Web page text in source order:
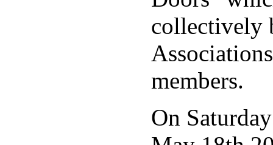
collectively
members.
On